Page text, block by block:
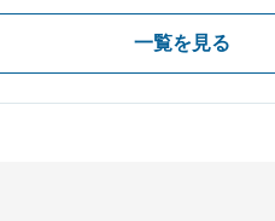
一覧を見る